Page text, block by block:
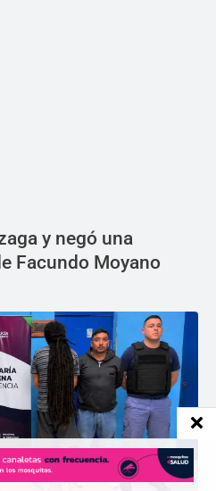
y negó una
Facundo Moyano